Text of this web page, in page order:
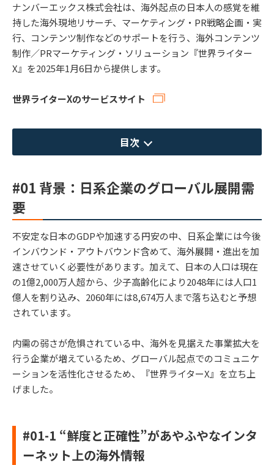
ナンバーエックス株式会社は、海外起点の日本人の感覚を維
持した海外現地リサーチ、マーケティング・PR戦略企画・実
行、コンテンツ制作などのサポートを行う、海外コンテンツ
制作／PRマーケティング・ソリューション『世界ライター
X』を2025年1月6日から提供します。
世界ライターXのサービスサイト
目次
#01 背景： 日系企業のグローバル展開需
要
不安定な日本のGDPや加速する円安の中、日系企業には今後
インバウンド・アウトバウンド含めて、海外展開・進出を加
速させていく必要性があります。加えて、日本の人口は現在
の1億2,000万人超から、少子高齢化により2048年には人口1
億人を割り込み、2060年には8,674万人まで落ち込むと予想
されています。
内需の弱さが危惧されている中、海外を見据えた事業拡大を
行う企業が増えているため、グローバル起点でのコミュニケ
ーションを活性化させるため、『世界ライターX』を立ち上
げました。
#01-1 “鮮度と正確性”があやふやなインタ
ーネット上の海外情報